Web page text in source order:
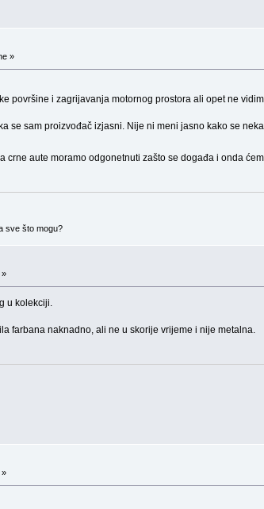
»
površine i zagrijavanja motornog prostora ali opet ne
se sam proizvođač izjasni. Nije ni meni jasno kako se
crne aute moramo odgonetnuti zašto se događa i onda
sve što mogu?
»
u kolekciji.
farbana naknadno, ali ne u skorije vrijeme i nije metalna.
»